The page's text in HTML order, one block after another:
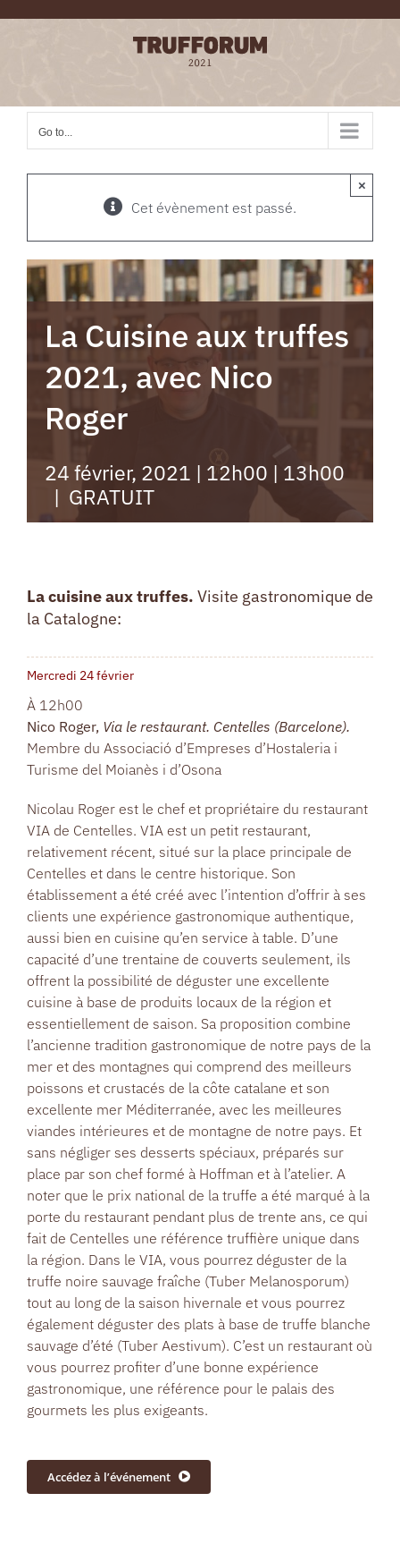
Go to...
Cet évènement est passé.
×
La Cuisine aux truffes
2021, avec Nico
Roger
24 février, 2021 | 12h00 | 13h00
| GRATUIT
La cuisine aux truffes. Visite gastronomique de
la Catalogne:
Mercredi 24 février
À 12h00
Nico Roger, Via le restaurant. Centelles (Barcelone).
Membre du Associació d’Empreses d’Hostaleria i
Turisme del Moianès i d’Osona
Nicolau Roger est le chef et propriétaire du restaurant
VIA de Centelles. VIA est un petit restaurant,
relativement récent, situé sur la place principale de
Centelles et dans le centre historique. Son
établissement a été créé avec l’intention d’offrir à ses
clients une expérience gastronomique authentique,
aussi bien en cuisine qu’en service à table. D’une
capacité d’une trentaine de couverts seulement, ils
offrent la possibilité de déguster une excellente
cuisine à base de produits locaux de la région et
essentiellement de saison. Sa proposition combine
l’ancienne tradition gastronomique de notre pays de la
mer et des montagnes qui comprend des meilleurs
poissons et crustacés de la côte catalane et son
excellente mer Méditerranée, avec les meilleures
viandes intérieures et de montagne de notre pays. Et
sans négliger ses desserts spéciaux, préparés sur
place par son chef formé à Hoffman et à l’atelier. A
noter que le prix national de la truffe a été marqué à la
porte du restaurant pendant plus de trente ans, ce qui
fait de Centelles une référence truffière unique dans
la région. Dans le VIA, vous pourrez déguster de la
truffe noire sauvage fraîche (Tuber Melanosporum)
tout au long de la saison hivernale et vous pourrez
également déguster des plats à base de truffe blanche
sauvage d’été (Tuber Aestivum). C’est un restaurant où
vous pourrez profiter d’une bonne expérience
gastronomique, une référence pour le palais des
gourmets les plus exigeants.
Accédez à l’événement